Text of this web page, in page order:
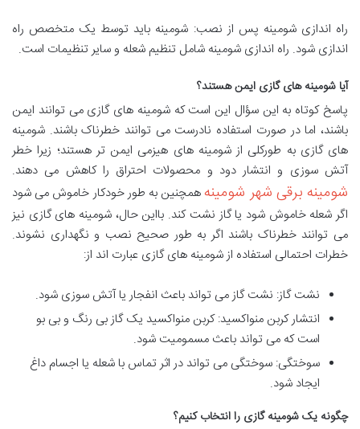
راه اندازی شومینه پس از نصب: شومینه باید توسط یک متخصص راه
اندازی شود. راه اندازی شومینه شامل تنظیم شعله و سایر تنظیمات است.
آیا شومینه های گازی ایمن هستند؟
پاسخ کوتاه به این سؤال این است که شومینه های گازی می توانند ایمن
باشند، اما در صورت استفاده نادرست می توانند خطرناک باشند. شومینه
های گازی به طورکلی از شومینه های هیزمی ایمن تر هستند؛ زیرا خطر
آتش سوزی و انتشار دود و محصولات احتراق را کاهش می دهند.
شومینه برقی شهر شومینههمچنین به طور خودکار خاموش می شود
اگر شعله خاموش شود یا گاز نشت کند. بااین حال، شومینه های گازی نیز
می توانند خطرناک باشند اگر به طور صحیح نصب و نگهداری نشوند.
خطرات احتمالی استفاده از شومینه های گازی عبارت اند از:
نشت گاز: نشت گاز می تواند باعث انفجار یا آتش سوزی شود.
انتشار کربن منواکسید: کربن منواکسید یک گاز بی رنگ و بی بو
است که می تواند باعث مسمومیت شود.
سوختگی: سوختگی می تواند در اثر تماس با شعله یا اجسام داغ
ایجاد شود.
چگونه یک شومینه گازی را انتخاب کنیم؟